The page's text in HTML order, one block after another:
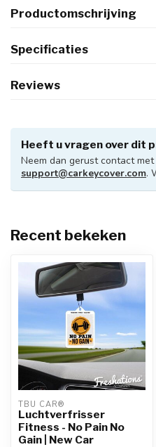
Productomschrijving
Specificaties
Reviews
Heeft u vragen over dit
Neem dan gerust contact
support@carkeycover.com.
Recent bekeken
TBU CAR®
Luchtverfrisser
Fitness - No Pain No
Gain | New Car